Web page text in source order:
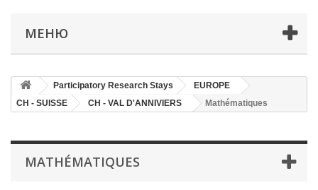
МЕНЮ
Participatory Research Stays
EUROPE
CH - SUISSE
CH - VAL D'ANNIVIERS Mathématiques
MATHÉMATIQUES